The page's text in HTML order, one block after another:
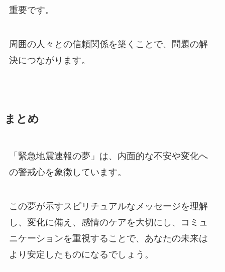
重要です。
周囲の人々との信頼関係を築くことで、問題の解
決につながります。
まとめ
「緊急地震速報の夢」は、内面的な不安や変化へ
の警戒心を象徴しています。
この夢が示すスピリチュアルなメッセージを理解
し、変化に備え、感情のケアを大切にし、コミュ
ニケーションを重視することで、あなたの未来は
より安定したものになるでしょう。